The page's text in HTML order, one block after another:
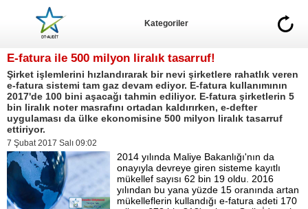
Kategoriler
E-fatura ile 500 milyon liralık tasarruf!
Şirket işlemlerini hızlandırarak bir nevi şirketlere rahatlık veren
e-fatura sistemi tam gaz devam ediyor. E-fatura kullanımının
2017'de 100 bini aşacağı tahmin ediliyor. E-fatura şirketlerin 5
bin liralık noter masrafını ortadan kaldırırken, e-defter
uygulaması da ülke ekonomisine 500 milyon liralık tasarruf
ettiriyor.
7 Şubat 2017 Salı 09:02
2014 yılında Maliye Bakanlığı'nın da
onayıyla devreye giren sisteme kayıtlı
mükellef sayısı 62 bin 19 oldu. 2016
yılından bu yana yüzde 15 oranında artan
mükelleflerin kullandığı e-fatura adeti 170